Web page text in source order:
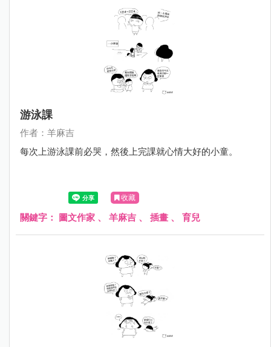
游泳課
作者：羊麻吉
每次上游泳課前必哭，然後上完課就心情大好的小童。
收藏
關鍵字： 圖文作家 、 羊麻吉 、 插畫 、 育兒